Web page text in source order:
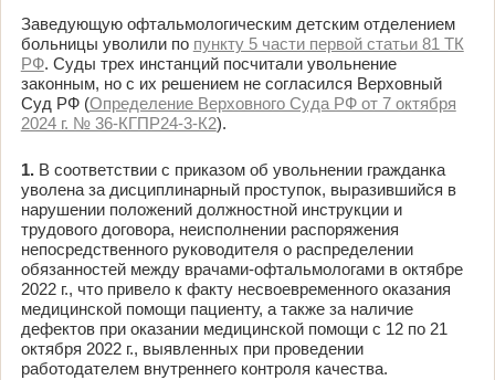
Заведующую офтальмологическим детским отделением
больницы уволили по пункту 5 части первой статьи 81 ТК
РФ. Суды трех инстанций посчитали увольнение
законным, но с их решением не согласился Верховный
Суд РФ (Определение Верховного Суда РФ от 7 октября
2024 г. № 36-КГПР24-3-К2).
1.В соответствии с приказом об увольнении гражданка
уволена за дисциплинарный проступок, выразившийся в
нарушении положений должностной инструкции и
трудового договора, неисполнении распоряжения
непосредственного руководителя о распределении
обязанностей между врачами-офтальмологами в октябре
2022 г., что привело к факту несвоевременного оказания
медицинской помощи пациенту, а также за наличие
дефектов при оказании медицинской помощи с 12 по 21
октября 2022 г., выявленных при проведении
работодателем внутреннего контроля качества.